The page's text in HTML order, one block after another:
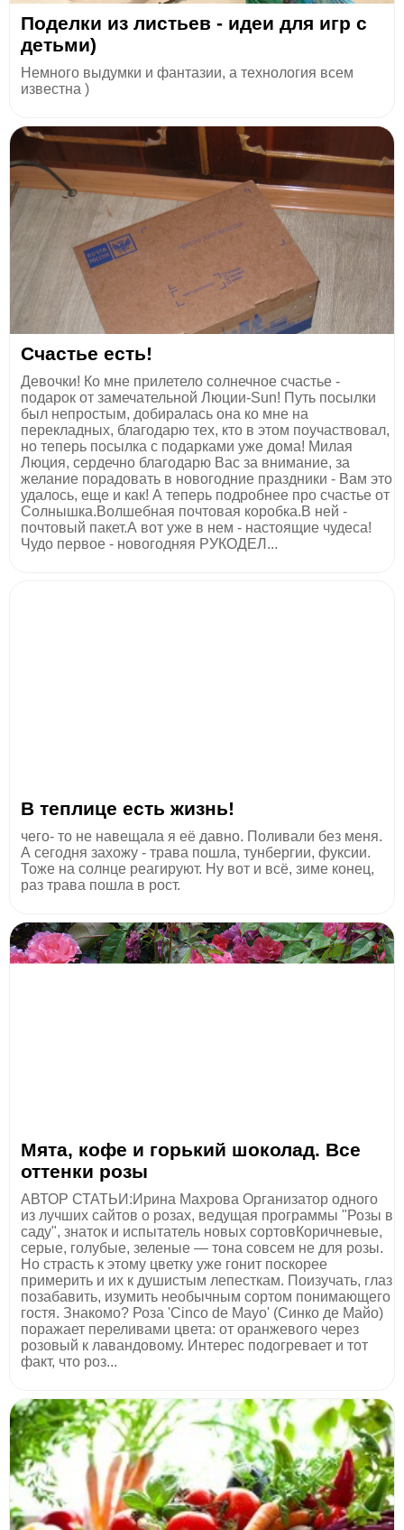
Поделки из листьев - идеи для игр с
детьми)
Немного выдумки и фантазии, а технология всем
известна )
Счастье есть!
Девочки! Ко мне прилетело солнечное счастье -
подарок от замечательной Люции-Sun! Путь посылки
был непростым, добиралась она ко мне на
перекладных, благодарю тех, кто в этом поучаствовал,
но теперь посылка с подарками уже дома! Милая
Люция, сердечно благодарю Вас за внимание, за
желание порадовать в новогодние праздники - Вам это
удалось, еще и как! А теперь подробнее про счастье от
Солнышка.Волшебная почтовая коробка.В ней -
почтовый пакет.А вот уже в нем - настоящие чудеса!
Чудо первое - новогодняя РУКОДЕЛ...
В теплице есть жизнь!
чего- то не навещала я её давно. Поливали без меня.
А сегодня захожу - трава пошла, тунбергии, фуксии.
Тоже на солнце реагируют. Ну вот и всё, зиме конец,
раз трава пошла в рост.
Мята, кофе и горький шоколад. Все
оттенки розы
АВТОР СТАТЬИ:Ирина Махрова Организатор одного
из лучших сайтов о розах, ведущая программы "Розы в
саду", знаток и испытатель новых сортовКоричневые,
серые, голубые, зеленые — тона совсем не для розы.
Но страсть к этому цветку уже гонит поскорее
примерить и их к душистым лепесткам. Поизучать, глаз
позабавить, изумить необычным сортом понимающего
гостя. Знакомо? Роза 'Cinco de Mayo' (Синко де Майо)
поражает переливами цвета: от оранжевого через
розовый к лавандовому. Интерес подогревает и тот
факт, что роз...